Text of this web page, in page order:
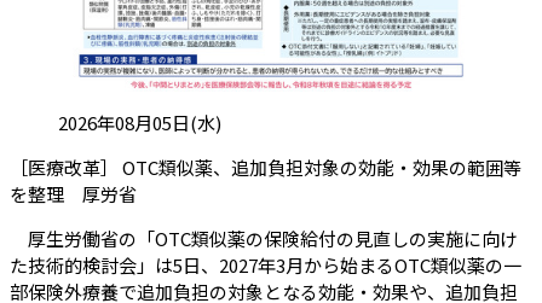
投稿日:2026年08月05日(水)
［医療改革］ OTC類似薬、追加負担対象の効能・効果の範囲等
を整理 厚労省（会員限定記事）
厚生労働省の「OTC類似薬の保険給付の見直しの実施に向け
た技術的検討会」は5日、2027年3月から始まるOTC類似薬の一
部保険外療養で追加負担の対象となる効能・効果や、追加負担